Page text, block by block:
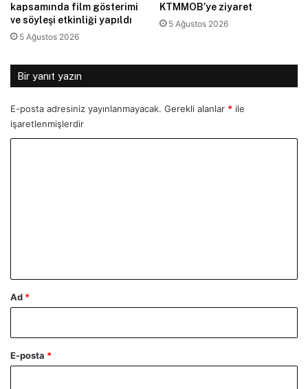
kapsamında film gösterimi
ve söyleşi etkinliği yapıldı
5 Ağustos 2026
KTMMOB’ye ziyaret
5 Ağustos 2026
Bir yanıt yazın
E-posta adresiniz yayınlanmayacak. Gerekli alanlar * ile
işaretlenmişlerdir
Ad *
E-posta *